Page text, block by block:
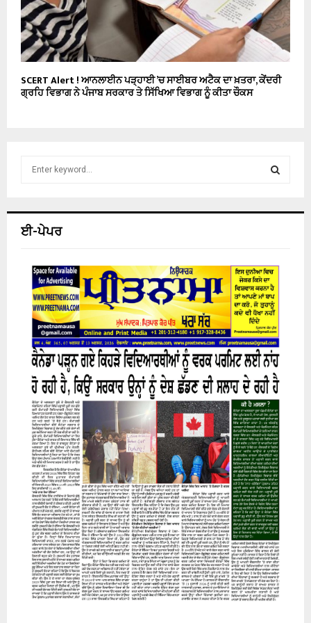
SCERT Alert ! ਆਨਲਾਈਨ ਪੜ੍ਹਾਈ ’ਚ ਸਾਈਬਰ ਅਟੈਕ ਦਾ ਖ਼ਤਰਾ, ਕੇਂਦਰੀ
ਗ੍ਰਹਿ ਵਿਭਾਗ ਨੇ ਪੰਜਾਬ ਸਰਕਾਰ ਤੇ ਸਿੱਖਿਆ ਵਿਭਾਗ ਨੂੰ ਕੀਤਾ ਚੌਕਸ
h
R
C
H
ਈ-ਪੇਪਰ
07 August 2026